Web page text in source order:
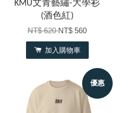
KMU文青藝繡-大學衫
(酒色紅)
NT$ 620NT$ 560
加入購物車
優惠